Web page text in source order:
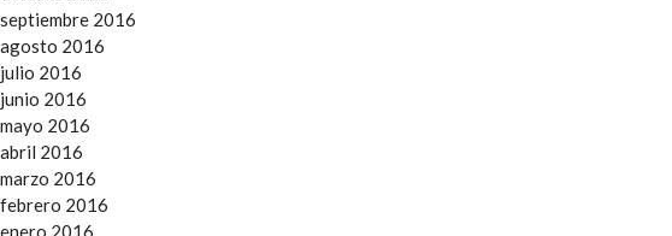
septiembre 2016
agosto 2016
julio 2016
junio 2016
mayo 2016
abril 2016
marzo 2016
febrero 2016